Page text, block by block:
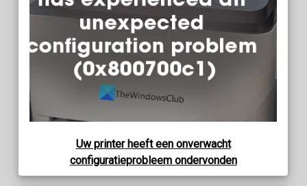
Uw printer heeft een onverwacht
configuratieprobleem ondervonden